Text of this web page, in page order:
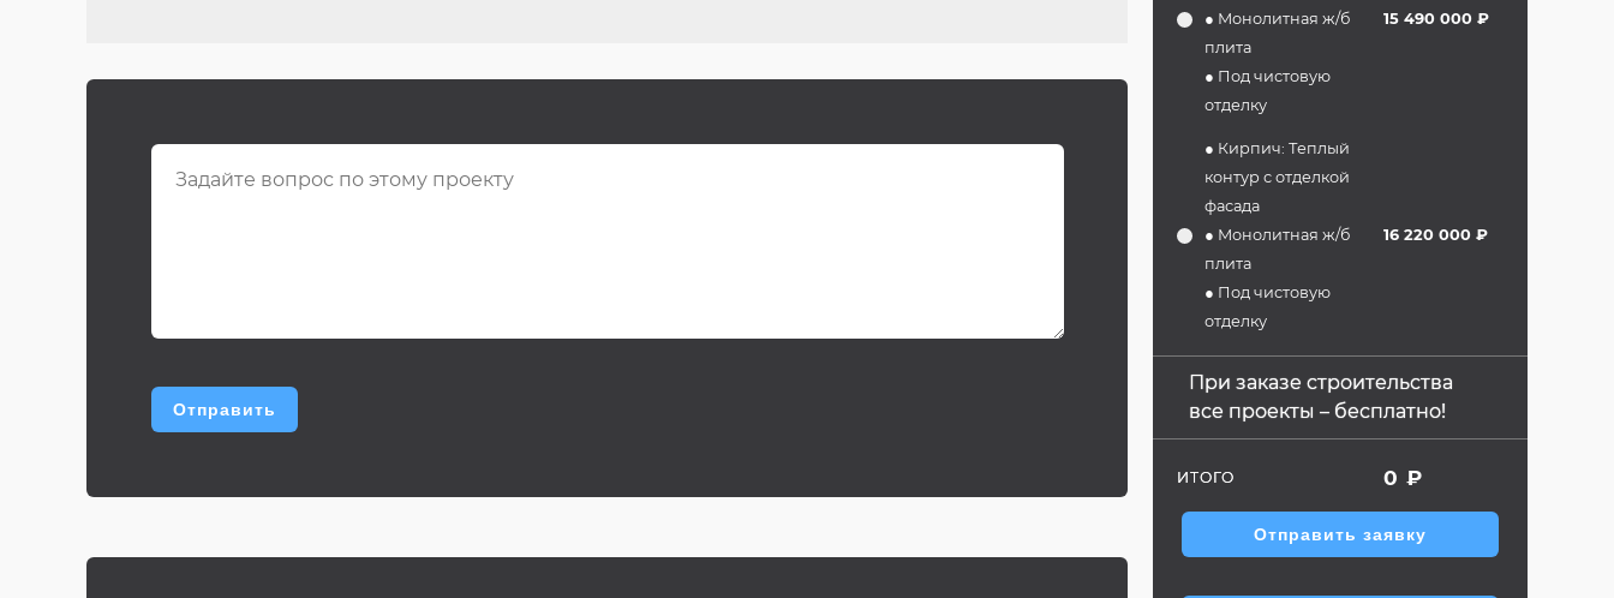
● Монолитная ж/б
плита
● Под чистовую
отделку
15 490 000 ₽
● Кирпич: Теплый
контур с отделкой
фасада
● Монолитная ж/б
плита
● Под чистовую
отделку
16 220 000 ₽
При заказе строительства
все проекты – бесплатно!
ИТОГО 0 ₽
Отправить заявку